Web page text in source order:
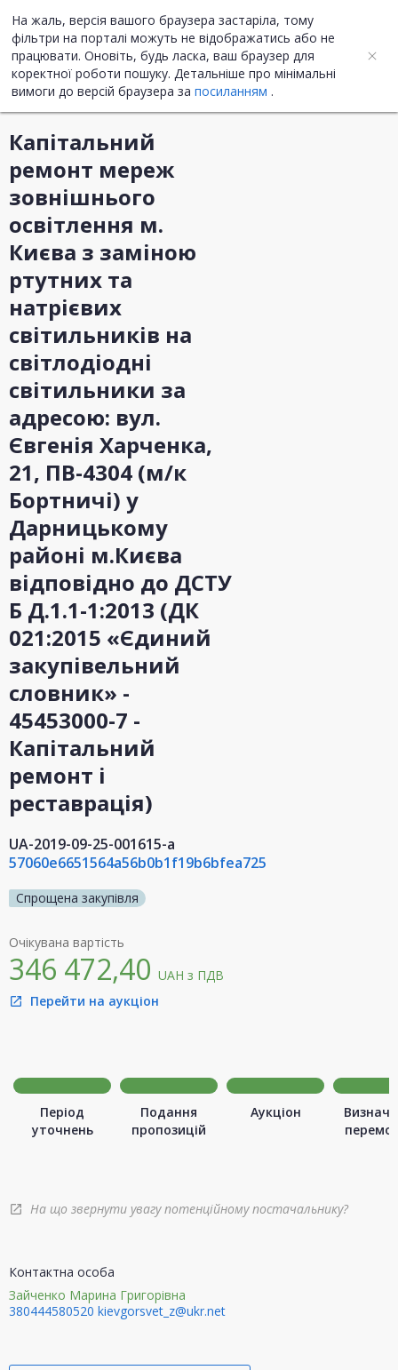
На жаль, версія вашого браузера застаріла, тому
фільтри на порталі можуть не відображатись або не
працювати. Оновіть, будь ласка, ваш браузер для
коректної роботи пошуку. Детальніше про мінімальні
вимоги до версій браузера за посиланням .
UA ENG
Інформація про закупівлю
Капiтальний
ремонт мереж
зовнішнього
освітлення м.
Києва з заміною
ртутних та
натрієвих
світильників на
світлодіодні
світильники за
адресою: вул.
Євгенія Харченка,
21, ПВ-4304 (м/к
Бортничі) у
Дарницькому
районі м.Києва
відповідно до ДСТУ
Б Д.1.1-1:2013 (ДК
021:2015 «Єдиний
закупівельний
словник» -
45453000-7 -
Капітальний
ремонт і
реставрація)
UA-2019-09-25-001615-a
57060e6651564a56b0b1f19b6bfea725
Спрощена закупівля
Очікувана вартість
346 472,40 UAH з ПДВ
open_in_new Перейти на аукціон
Період
уточнень
Подання
пропозицій
Аукціон
open_in_new На що звернути увагу потенційному постачальнику?
Контактна особа
Зайченко Марина Григорівна
380444580520 kievgorsvet_z@ukr.net